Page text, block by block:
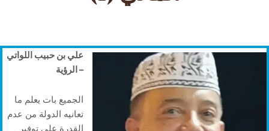
علي بن حبيب اللواتي
– الرؤية
الجميع بات يعلم ما
تعانيه الدولة من عدم
القدرة على توفير